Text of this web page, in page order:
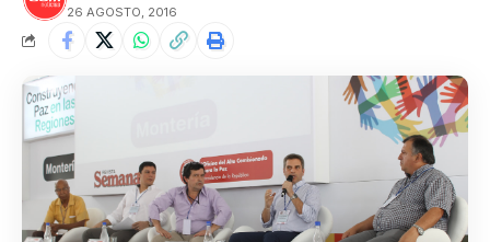
26 AGOSTO, 2016